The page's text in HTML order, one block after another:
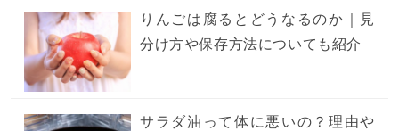
りんごは腐るとどうなるのか｜見
分け方や保存方法についても紹介
サラダ油って体に悪いの？理由や